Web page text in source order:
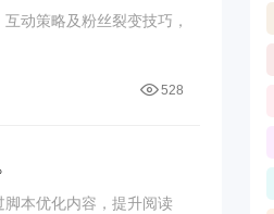
动策略及粉丝裂变技巧，
528
本优化内容，提升阅读